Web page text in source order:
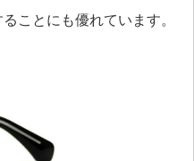
ことにも優れています。